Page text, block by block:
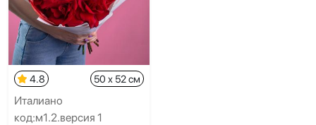
4.8 50 x 52 см
Италиано
код:м1.2.версия 1